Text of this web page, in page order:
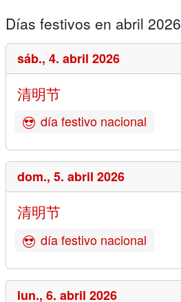
Días festivos en abril 2026
sáb., 4. abril 2026
清明节
día festivo nacional
dom., 5. abril 2026
清明节
día festivo nacional
lun., 6. abril 2026